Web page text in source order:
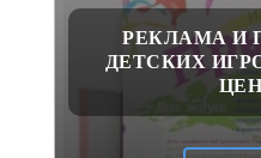
РЕКЛАМА И
ДЕТСКИХ